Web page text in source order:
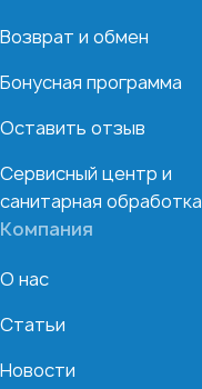
Возврат и обмен
Бонусная программа
Оставить отзыв
Сервисный центр и
санитарная обработка
Компания
О нас
Статьи
Новости